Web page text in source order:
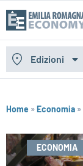
Edizioni
Home »Economia »
ECONOMIA